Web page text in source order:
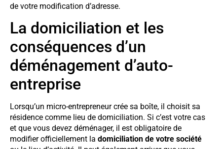
de votre modification d’adresse.
La domiciliation et les
conséquences d’un
déménagement d’auto-
entreprise
Lorsqu’un micro-entrepreneur crée sa boîte, il choisit sa
résidence comme lieu de domiciliation. Si c’est votre cas
et que vous devez déménager, il est obligatoire de
modifier officiellement la domiciliation de votre société